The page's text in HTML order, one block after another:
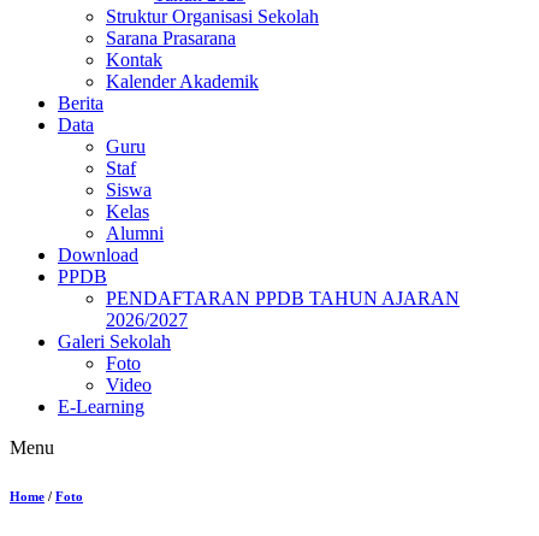
Struktur Organisasi Sekolah
Sarana Prasarana
Kontak
Kalender Akademik
Berita
Data
Guru
Staf
Siswa
Kelas
Alumni
Download
PPDB
PENDAFTARAN PPDB TAHUN AJARAN
2026/2027
Galeri Sekolah
Foto
Video
E-Learning
Menu
Home / Foto